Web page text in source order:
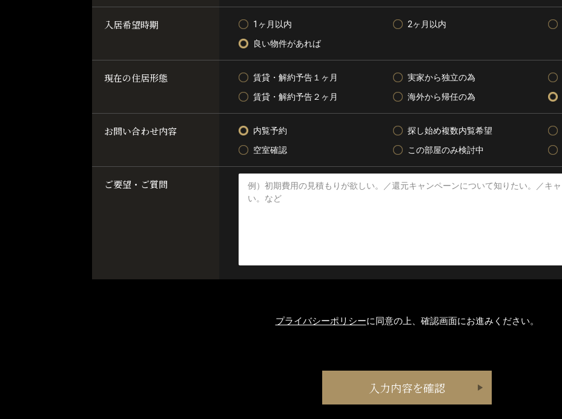
入居希望時期 1ヶ月以内 2ヶ月以内
良い物件があれば
現在の住居形態 賃貸・解約予告１ヶ月 実家から独立の為
賃貸・解約予告２ヶ月
海外から帰任の為
お問い合わせ内容 内覧予約 探し始め複数内覧希望
空室確認
この部屋のみ検討中
ご要望・ご質問
プライバシーポリシーに同意の上、確認画面にお進みください。